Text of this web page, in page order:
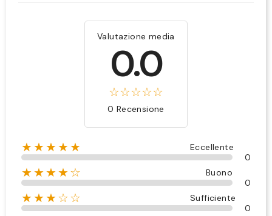
Valutazione media
0.0
0 Recensione
★★★★★
Eccellente
0
★★★★☆
Buono
0
★★★☆☆
Sufficiente
0